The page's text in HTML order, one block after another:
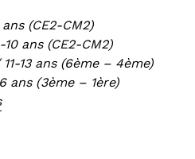
(CE2-CM2)
ans (CE2-CM2)
13 ans (6ème – 4ème)
ans (3ème – 1ère)